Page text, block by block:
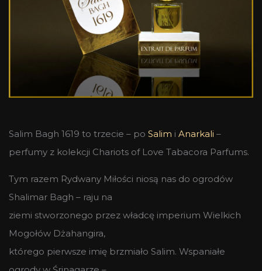
Salim Bagh 1619 to trzecie – po Salim i Anarkali –
perfumy z kolekcji Chariots of Love Tabacora Parfums.
Tym razem Rydwany Miłości niosą nas do ogrodów
Shalimar Bagh – raju na
ziemi stworzonego przez władcę imperium Wielkich
Mogołów Dżahangira,
którego pierwsze imię brzmiało Salim. Wspaniałe